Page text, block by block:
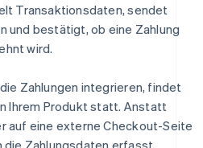
Transaktionsdaten, sendet
und bestätigt, ob eine Zahlung
wird.
Zahlungen integrieren, findet
Ihrem Produkt statt. Anstatt
auf eine externe Checkout-Seite
Zahlungsdaten erfasst,